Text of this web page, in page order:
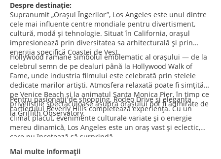
Despre destinație:
Supranumit „Orașul Îngerilor”, Los Angeles este unul dintre
cele mai influente centre mondiale pentru divertisment,
cultură, modă și tehnologie. Situat în California, orașul
impresionează prin diversitatea sa arhitecturală și prin
energia specifică Coastei de Vest.
Hollywood rămâne simbolul emblematic al orașului — de la
celebrul semn de pe dealuri până la Hollywood Walk of
Fame, unde industria filmului este celebrată prin stelele
dedicate marilor artiști. Atmosfera relaxată poate fi simțită
pe Venice Beach și la animatul Santa Monica Pier, în timp ce
priveliștile spectaculoase asupra orașului pot fi admirate de
la Griffith Observatory.
Pentru pasionații de shopping, Rodeo Drive și eleganța
cartierului Beverly Hills completează experiența. Cu un
climat plăcut, evenimente culturale variate și o energie
mereu dinamică, Los Angeles este un oraș vast și eclectic,
care nu încetează să surprindă.
Mai multe informații